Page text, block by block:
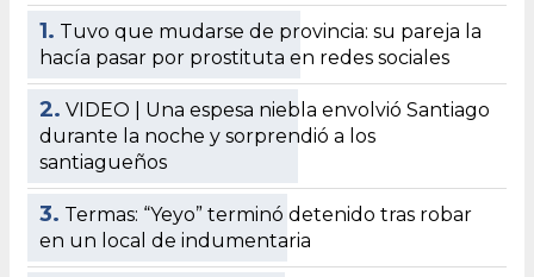
1. Tuvo que mudarse de provincia: su pareja la
hacía pasar por prostituta en redes sociales
2. VIDEO | Una espesa niebla envolvió Santiago
durante la noche y sorprendió a los
santiagueños
3. Termas: “Yeyo” terminó detenido tras robar
en un local de indumentaria